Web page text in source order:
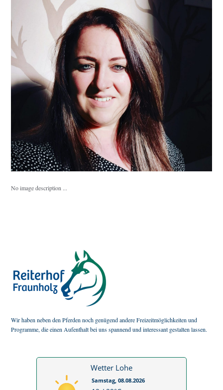
No image description ...
Wir haben neben den Pferden noch genügend andere Freizeitmöglichkeiten und
Programme, die einen Aufenthalt bei uns spannend und interessant gestalten lassen.
Wetter Lohe
Samstag, 08.08.2026